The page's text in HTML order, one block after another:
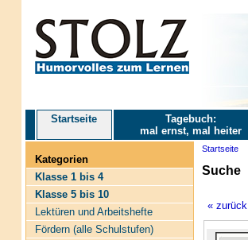
Startseite
Tagebuch:
mal ernst, mal heiter
Kategorien
Klasse 1 bis 4
Klasse 5 bis 10
Lektüren und Arbeitshefte
Fördern (alle Schulstufen)
Startseite
Suche
« zurück